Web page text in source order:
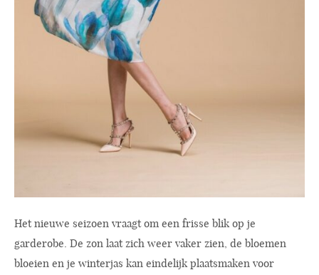
Het nieuwe seizoen vraagt om een frisse blik op je
garderobe. De zon laat zich weer vaker zien, de bloemen
bloeien en je winterjas kan eindelijk plaatsmaken voor